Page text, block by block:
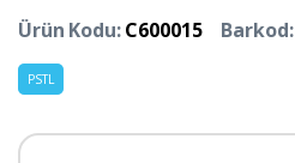
Ürün Kodu:C600015 Barkod:
PSTL